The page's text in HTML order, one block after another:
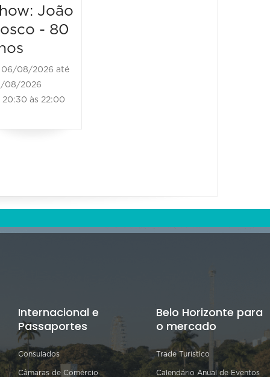
João
- 80
06/08/2026 até
08/2026
às 22:00
Internacional e
Passaportes
Consulados
Câmaras de Comércio
Belo Horizonte para
o mercado
Trade Turístico
Calendário Anual de Eventos